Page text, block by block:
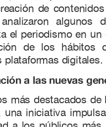
de
algunos
el periodismo en
de los hábitos
plataformas digitales.
a las nuevas
más destacados de
una iniciativa